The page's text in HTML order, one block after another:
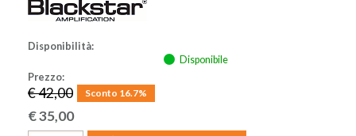
Disponibilità:
Disponibile
Prezzo:
€ 42,00 Sconto 16.7%
€35,00